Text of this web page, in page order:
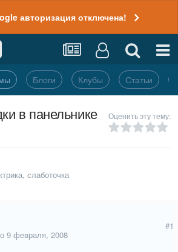
авторизация отключена!
Блоги Клубы Статьи
в панельнике Оценить эту тему:
слаботочка
9 февраля, 2008
#1